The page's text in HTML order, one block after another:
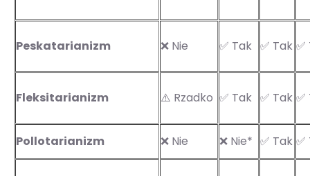
Peskatarianizm ❌ Nie ✅ Tak ✅ Tak ✅
Fleksitarianizm ⚠️ Rzadko ✅ Tak ✅ Tak ✅
Pollotarianizm ❌ Nie ❌ Nie* ✅ Tak ✅